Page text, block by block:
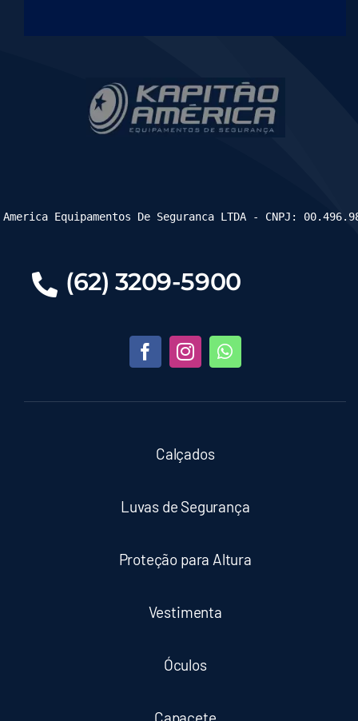
(62) 3209-5900
Calçados
Luvas de Segurança
Proteção para Altura
Vestimenta
Óculos
Equipamentos De Seguranca LTDA - CNPJ: